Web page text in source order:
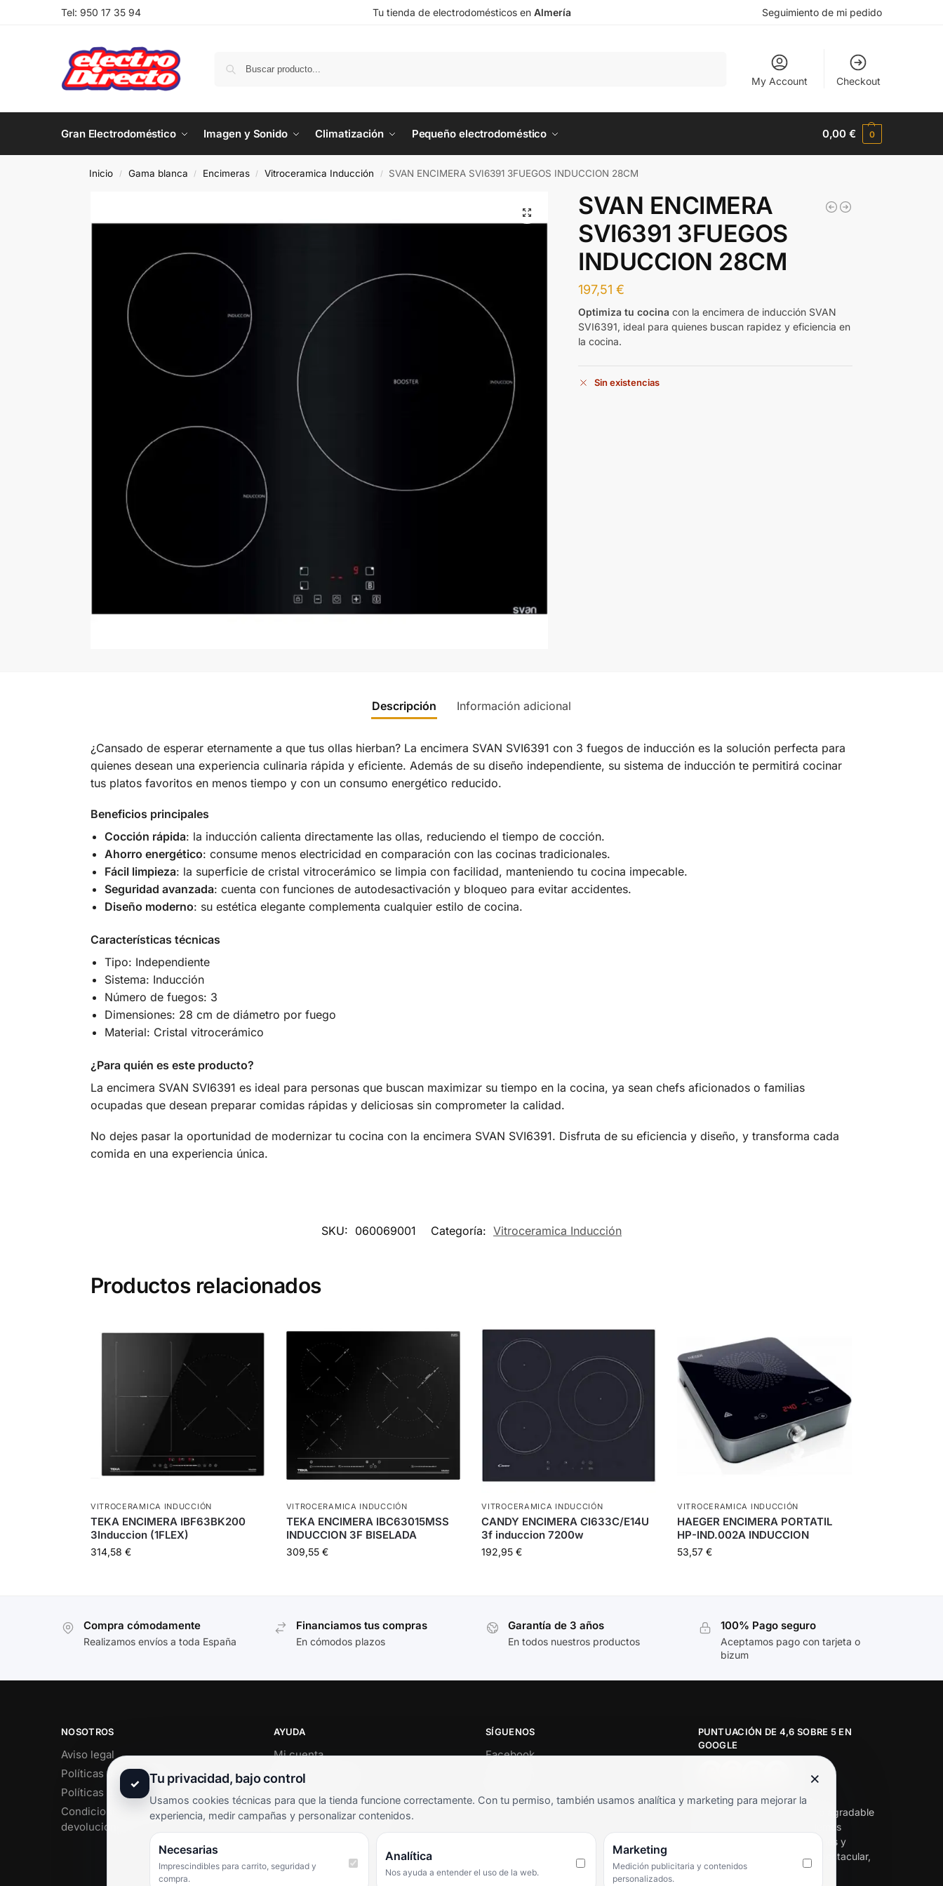
Tel: 950 17 35 94 Tu tienda de electrodomésticos en Almería Seguimiento de mi pedido
My Account Checkout
Gran Electrodoméstico Imagen y Sonido Climatización Pequeño electrodoméstico 0,00€ 0
Inicio / Gama blanca / Encimeras / Vitroceramica Inducción / SVAN ENCIMERA SVI6391 3FUEGOS INDUCCION 28CM
SVAN ENCIMERA
SVI6391 3FUEGOS
INDUCCION 28CM
197,51€
Optimiza tu cocina con la encimera de inducción SVAN
SVI6391, ideal para quienes buscan rapidez y eficiencia en
la cocina.
Sin existencias
Descripción Información adicional
¿Cansado de esperar eternamente a que tus ollas hierban? La encimera SVAN SVI6391 con 3 fuegos de inducción es la solución perfecta para
quienes desean una experiencia culinaria rápida y eficiente. Además de su diseño independiente, su sistema de inducción te permitirá cocinar
tus platos favoritos en menos tiempo y con un consumo energético reducido.
Beneficios principales
Cocción rápida: la inducción calienta directamente las ollas, reduciendo el tiempo de cocción.
Ahorro energético: consume menos electricidad en comparación con las cocinas tradicionales.
Fácil limpieza: la superficie de cristal vitrocerámico se limpia con facilidad, manteniendo tu cocina impecable.
Seguridad avanzada: cuenta con funciones de autodesactivación y bloqueo para evitar accidentes.
Diseño moderno: su estética elegante complementa cualquier estilo de cocina.
Características técnicas
Tipo: Independiente
Sistema: Inducción
Número de fuegos: 3
Dimensiones: 28 cm de diámetro por fuego
Material: Cristal vitrocerámico
¿Para quién es este producto?
La encimera SVAN SVI6391 es ideal para personas que buscan maximizar su tiempo en la cocina, ya sean chefs aficionados o familias
ocupadas que desean preparar comidas rápidas y deliciosas sin comprometer la calidad.
No dejes pasar la oportunidad de modernizar tu cocina con la encimera SVAN SVI6391. Disfruta de su eficiencia y diseño, y transforma cada
comida en una experiencia única.
SKU: 060069001 Categoría: Vitroceramica Inducción
Productos relacionados
VITROCERAMICA INDUCCIÓN
TEKA ENCIMERA IBF63BK200
3Induccion (1FLEX)
314,58 €
VITROCERAMICA INDUCCIÓN
TEKA ENCIMERA IBC63015MSS
INDUCCION 3F BISELADA
309,55 €
VITROCERAMICA INDUCCIÓN
CANDY ENCIMERA CI633C/E14U
3f induccion 7200w
192,95€
VITROCERAMICA INDUCCIÓN
HAEGER ENCIMERA PORTATIL
HP-IND.002A INDUCCION
53,57€
Compra cómodamente
Realizamos envíos a toda España
Financiamos tus compras
En cómodos plazos
Garantía de 3 años
En todos nuestros productos
100% Pago seguro
Aceptamos pago con tarjeta o
bizum
NOSOTROS
Aviso legal
Políticas de privacidad
Políticas de cookies
Condiciones de envío y
devoluciones
AYUDA
Mi cuenta
Soporte al cliente
Términos y condiciones
Preguntas frecuentes
SÍGUENOS
Facebook
PUNTUACIÓN DE 4,6 SOBRE 5 EN
GOOGLE
★★★★★
«Servicio de calidad y trato agradable
con precios excelentes. Hemos
comprado en varias ocasiones y
siempre dan respuesta. Espectacular,
servicio de 10.»
✓ Tu privacidad, bajo control ×
Usamos cookies técnicas para que la tienda funcione correctamente. Con tu permiso, también usamos analítica y marketing para mejorar la
experiencia, medir campañas y personalizar contenidos.
Necesarias
Imprescindibles para carrito, seguridad y
compra.
Analítica
Nos ayuda a entender el uso de la web.
Marketing
Medición publicitaria y contenidos
personalizados.